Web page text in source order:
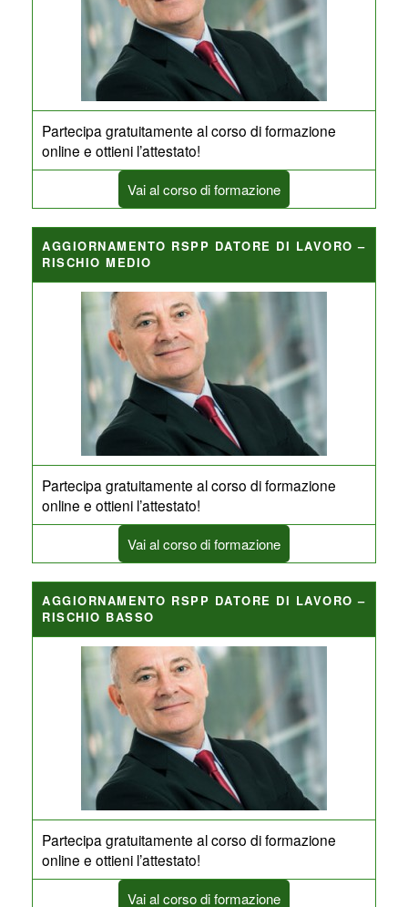
Partecipa gratuitamente al corso di formazione
online e ottieni l’attestato!
Vai al corso di formazione
AGGIORNAMENTO RSPP DATORE DI LAVORO –
RISCHIO MEDIO
Partecipa gratuitamente al corso di formazione
online e ottieni l’attestato!
Vai al corso di formazione
AGGIORNAMENTO RSPP DATORE DI LAVORO –
RISCHIO BASSO
Partecipa gratuitamente al corso di formazione
online e ottieni l’attestato!
Vai al corso di formazione